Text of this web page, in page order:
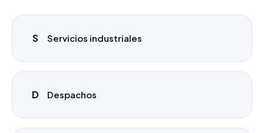
S Servicios industriales
D Despachos